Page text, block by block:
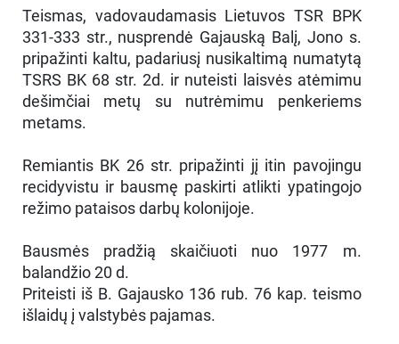
Teismas, vadovaudamasis Lietuvos TSR BPK
331-333 str., nusprendė Gajauską Balį, Jono s.
pripažinti kaltu, padariusį nusikaltimą numatytą
TSRS BK 68 str. 2d. ir nuteisti laisvės atėmimu
dešimčiai metų su nutrėmimu penkeriems
metams.
Remiantis BK 26 str. pripažinti jį itin pavojingu
recidyvistu ir bausmę paskirti atlikti ypatingojo
režimo pataisos darbų kolonijoje.
Bausmės pradžią skaičiuoti nuo 1977 m.
balandžio 20 d.
Priteisti iš B. Gajausko 136 rub. 76 kap. teismo
išlaidų į valstybės pajamas.